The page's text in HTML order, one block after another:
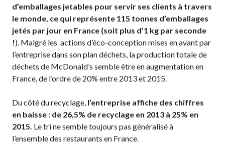
d’emballages jetables pour servir ses clients à travers
le monde, ce qui représente 115 tonnes d’emballages
jetés par jour en France (soit plus d’1 kg par seconde
!). Malgré les actions d’éco-conception mises en avant par
l’entreprise dans son plan déchets, la production totale de
déchets de McDonald’s semble être en augmentation en
France, de l’ordre de 20% entre 2013 et 2015.
Du côté du recyclage, l’entreprise affiche des chiffres
en baisse : de 26,5% de recyclage en 2013 à 25% en
2015. Le tri ne semble toujours pas généralisé à
l’ensemble des restaurants en France.